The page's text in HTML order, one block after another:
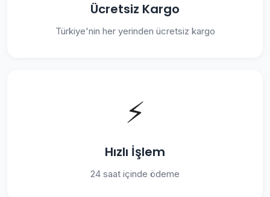
Ücretsiz Kargo
Türkiye'nin her yerinden ücretsiz kargo
⚡
Hızlı İşlem
24 saat içinde ödeme